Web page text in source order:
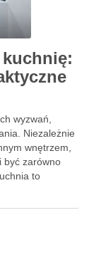
kuchnię:
wyzwań,
Niezależnie
wnętrzem,
być zarówno
to
elegancję i